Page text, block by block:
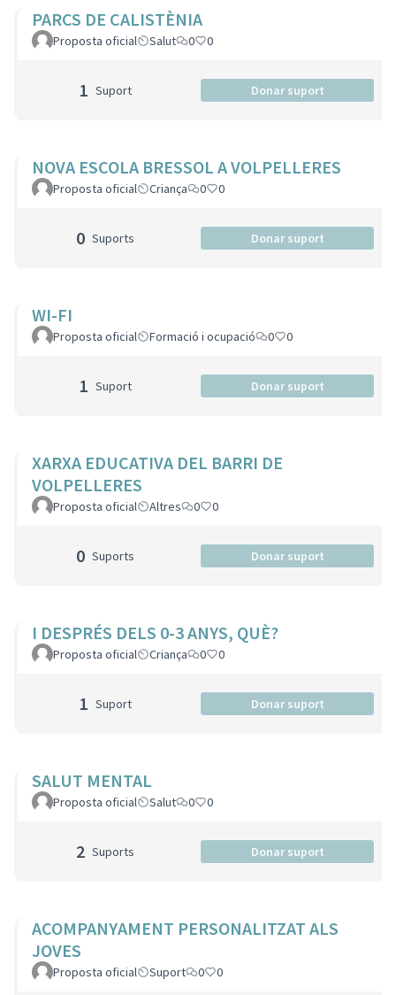
PARCS DE CALISTÈNIA
Proposta oficial Salut 0 0
1 Suport Donar suport
NOVA ESCOLA BRESSOL A VOLPELLERES
Proposta oficial Criança 0 0
0 Suports Donar suport
WI-FI
Proposta oficial Formació i ocupació 0 0
1 Suport Donar suport
XARXA EDUCATIVA DEL BARRI DE
VOLPELLERES
Proposta oficial Altres 0 0
0 Suports Donar suport
I DESPRÉS DELS 0-3 ANYS, QUÈ?
Proposta oficial Criança 0 0
1 Suport Donar suport
SALUT MENTAL
Proposta oficial Salut 0 0
2 Suports Donar suport
ACOMPANYAMENT PERSONALITZAT ALS
JOVES
Proposta oficial Suport 0 0